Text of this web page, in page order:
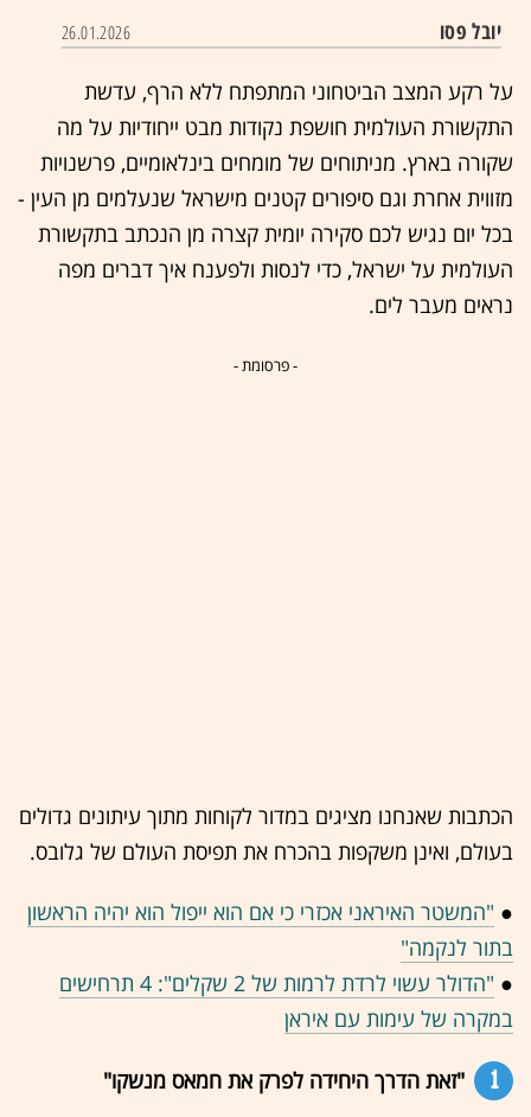
יובל פסו 26.01.2026
על רקע המצב הביטחוני המתפתח ללא הרף, עדשת
התקשורת העולמית חושפת נקודות מבט ייחודיות על מה
שקורה בארץ. מניתוחים של מומחים בינלאומיים, פרשנויות
מזווית אחרת וגם סיפורים קטנים מישראל שנעלמים מן העין -
בכל יום נגיש לכם סקירה יומית קצרה מן הנכתב בתקשורת
העולמית על ישראל, כדי לנסות ולפענח איך דברים מפה
נראים מעבר לים.
- פרסומת -
הכתבות שאנחנו מציגים במדור לקוחות מתוך עיתונים גדולים
בעולם, ואינן משקפות בהכרח את תפיסת העולם של גלובס.
● "המשטר האיראני אכזרי כי אם הוא ייפול הוא יהיה הראשון
בתור לנקמה"
●
"הדולר עשוי לרדת לרמות של 2 שקלים": 4 תרחישים
במקרה של עימות עם איראן
1 "זאת הדרך היחידה לפרק את חמאס מנשקו"